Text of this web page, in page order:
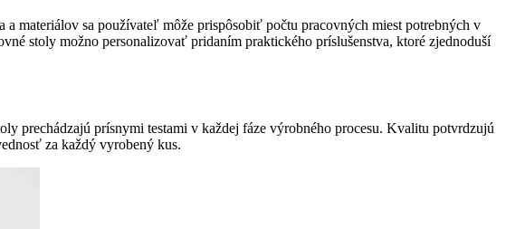
materiálov sa používateľ môže prispôsobiť počtu pracovných miest potrebných v
stoly možno personalizovať pridaním praktického príslušenstva, ktoré zjednoduší
prechádzajú prísnymi testami v každej fáze výrobného procesu. Kvalitu potvrdzujú
za každý vyrobený kus.